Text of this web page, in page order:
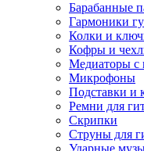
Барабанные
Гармоники
Колки и
Кофры и
Медиаторы с
Микрофоны
Подставки и
Ремни для
Скрипки
Струны для
Ударные